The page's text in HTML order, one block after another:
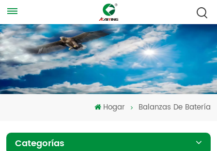
Hogar Balanzas De Batería
Categorías